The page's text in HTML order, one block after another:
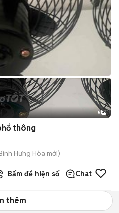
5
thông
Hưng Hòa mới)
Bấm để hiện số Chat
thêm